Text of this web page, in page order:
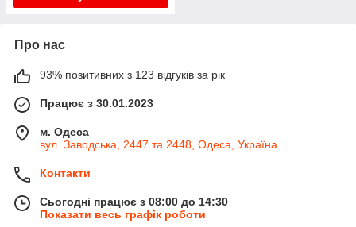
Про нас
93% позитивних з 123 відгуків за рік
Працює з 30.01.2023
м. Одеса
вул. Заводська, 2447 та 2448, Одеса, Україна
Контакти
Сьогодні працює з 08:00 до 14:30
Показати весь графік роботи